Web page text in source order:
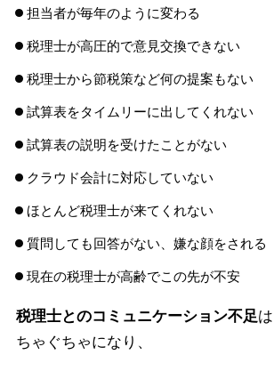
担当者が毎年のように変わる
税理士が高圧的で意見交換できない
税理士から節税策など何の提案もない
試算表をタイムリーに出してくれない
試算表の説明を受けたことがない
クラウド会計に対応していない
ほとんど税理士が来てくれない
質問しても回答がない、嫌な顔をされる
現在の税理士が高齢でこの先が不安
税理士とのコミュニケーション不足
ちゃぐちゃになり、